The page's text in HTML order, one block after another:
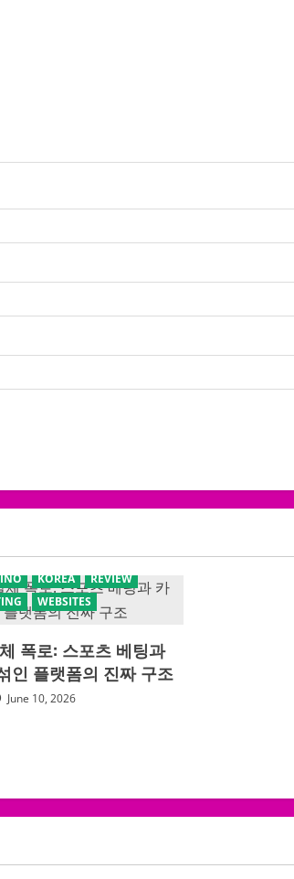
KOREA
REVIEW
WEBSITES
폭로: 스포츠 베팅과
인 플랫폼의 진짜 구조
June 10, 2026